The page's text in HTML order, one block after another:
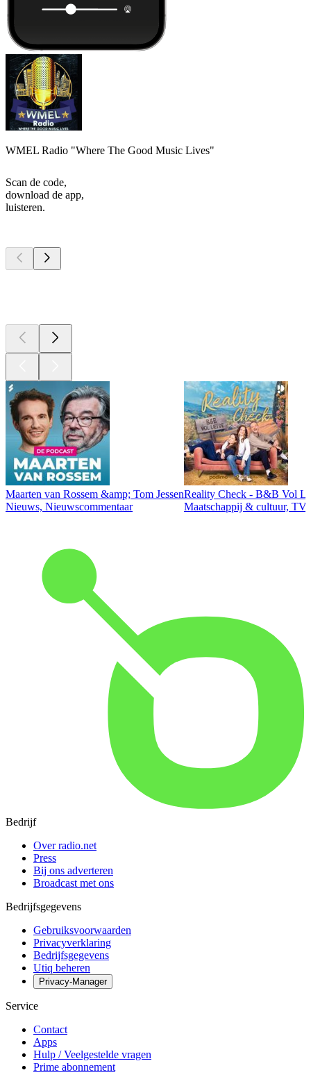
WMEL Radio "Where The Good Music Lives"
Scan de code,
download de app,
luisteren.
Maarten van Rossem &amp; Tom Jessen
Nieuws, Nieuwscommentaar
Reality Check - B&B Vol
Maatschappij & cultuur,
Bedrijf
Over radio.net
Press
Bij ons adverteren
Broadcast met ons
Bedrijfsgegevens
Gebruiksvoorwaarden
Privacyverklaring
Bedrijfsgegevens
Utiq beheren
Privacy-Manager
Service
Contact
Apps
Hulp / Veelgestelde vragen
Prime abonnement